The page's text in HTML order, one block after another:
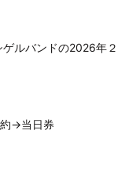
ルバンドの2026年２
→当日券